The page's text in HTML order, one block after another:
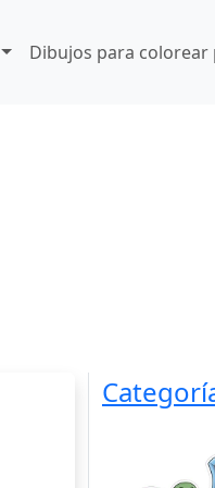
Dibujos para colorear